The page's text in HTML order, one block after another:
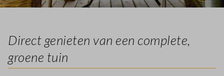
Direct genieten van een complete,
groene tuin